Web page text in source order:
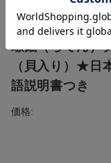
螺鈿（らでん）
（貝入り）★日
語説明書つき
価格: